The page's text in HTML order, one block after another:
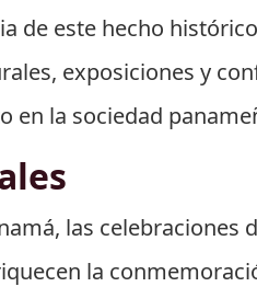
de este hecho
exposiciones y
en la sociedad
las
la